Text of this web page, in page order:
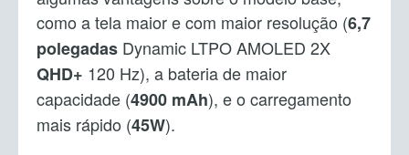
como a tela maior e com maior resolução (6,7
polegadas Dynamic LTPO AMOLED 2X
QHD+ 120 Hz), a bateria de maior
capacidade (4900 mAh), e o carregamento
mais rápido (45W).